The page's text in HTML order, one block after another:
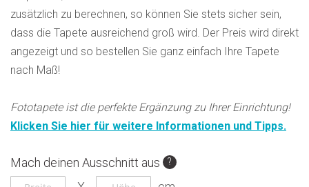
Mach deinen Ausschnitt aus
zusätzlich zu berechnen, so können Sie stets sicher sein,
dass die Tapete ausreichend groß wird. Der Preis wird direkt
angezeigt und so bestellen Sie ganz einfach Ihre Tapete
nach Maß!
Fototapete ist die perfekte Ergänzung zu Ihrer Einrichtung!
Klicken Sie hier für weitere Informationen und Tipps.
Ende
der
Anfang
der